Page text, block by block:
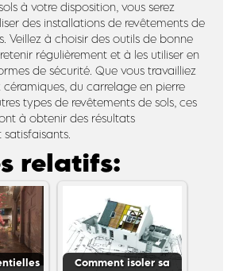
à votre disposition, vous serez
des installations de revêtements de
Veillez à choisir des outils de bonne
régulièrement et à les utiliser en
de sécurité. Que vous travailliez
céramiques, du carrelage en pierre
types de revêtements de sols, ces
à obtenir des résultats
satisfaisants.
relatifs:
Comment isoler sa